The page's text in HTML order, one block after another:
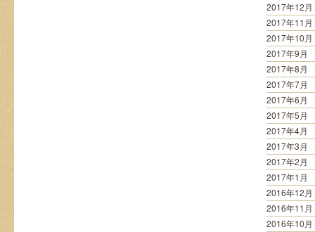
2017年12月
2017年11月
2017年10月
2017年9月
2017年8月
2017年7月
2017年6月
2017年5月
2017年4月
2017年3月
2017年2月
2017年1月
2016年12月
2016年11月
2016年10月